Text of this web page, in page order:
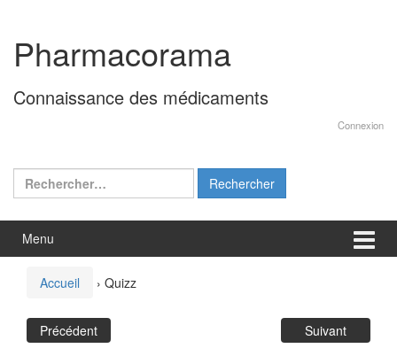
contenu
menu
principal
Pharmacorama
Connaissance des médicaments
Connexion
Rechercher :
Menu
Accueil › Quizz
Précédent Suivant